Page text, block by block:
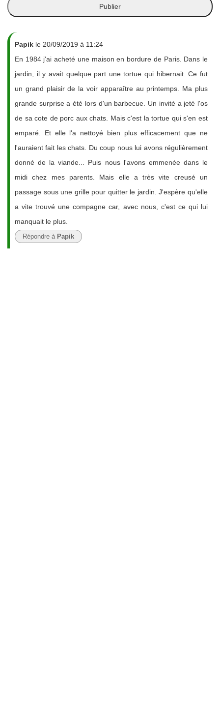
Papik le 20/09/2019 à 11:24
En 1984 j'ai acheté une maison en bordure de Paris. Dans le
jardin, il y avait quelque part une tortue qui hibernait. Ce fut
un grand plaisir de la voir apparaître au printemps. Ma plus
grande surprise a été lors d'un barbecue. Un invité a jeté l'os
de sa cote de porc aux chats. Mais c'est la tortue qui s'en est
emparé. Et elle l'a nettoyé bien plus efficacement que ne
l'auraient fait les chats. Du coup nous lui avons régulièrement
donné de la viande... Puis nous l'avons emmenée dans le
midi chez mes parents. Mais elle a très vite creusé un
passage sous une grille pour quitter le jardin. J'espère qu'elle
a vite trouvé une compagne car, avec nous, c'est ce qui lui
manquait le plus.
Répondre à Papik